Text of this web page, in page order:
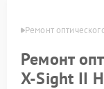
Ремонт
Ремонт
X-Sight II